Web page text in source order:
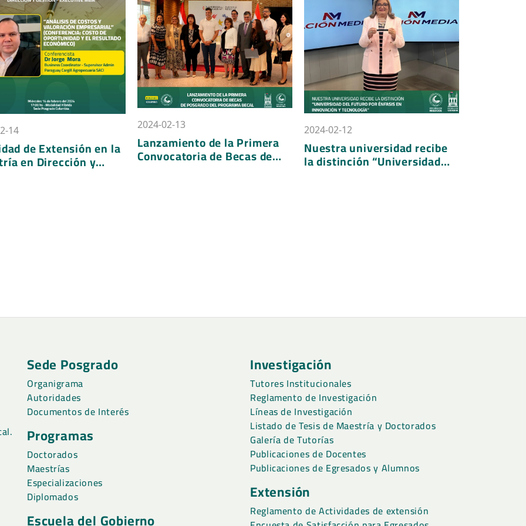
Lanzamiento de la Primera
Convocatoria de Becas de
Posgrado para Maestrías y
Nuestra universidad recibe
la distinción “Universidad
Abg. Mag. Juan Marcelino
González, Premio Mundial
Águila de Oro a la Excelencia
Sede Posgrado
Organigrama
Autoridades
Documentos de Interés
Programas
Doctorados
Maestrías
Especializaciones
Diplomados
Escuela del Gobierno
Investigación
Tutores Institucionales
Reglamento de Investigación
Líneas de Investigación
Listado de Tesis de Maestría y Doctorados
Galería de Tutorías
Publicaciones de Docentes
Publicaciones de Egresados y Alumnos
Extensión
Reglamento de Actividades de extensión